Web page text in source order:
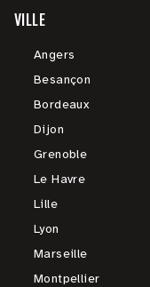
VILLE
Angers
Besançon
Bordeaux
Dijon
Grenoble
Le Havre
Lille
Lyon
Marseille
Montpellier